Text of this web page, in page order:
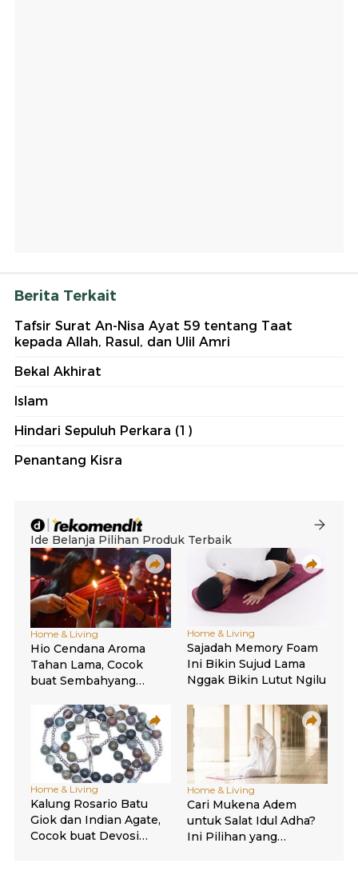
Berita Terkait
Tafsir Surat An-Nisa Ayat 59 tentang Taat
kepada Allah, Rasul, dan Ulil Amri
Bekal Akhirat
Islam
Hindari Sepuluh Perkara (1)
Penantang Kisra